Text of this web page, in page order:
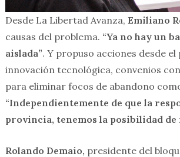
Desde La Libertad Avanza, Emiliano
causas del problema. “Ya no hay un
aislada”. Y propuso acciones desde
innovación tecnológica, convenios
para eliminar focos de abandono
“Independientemente de que la
provincia, tenemos la posibilidad
Rolando Demaio, presidente del